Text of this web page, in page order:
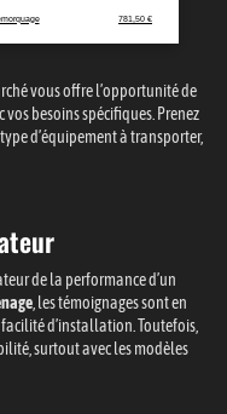
781,50 €
vous offre l’opportunité de
besoins spécifiques. Prenez
d’équipement à transporter,
de la performance d’un
, les témoignages sont en
d’installation. Toutefois,
surtout avec les modèles